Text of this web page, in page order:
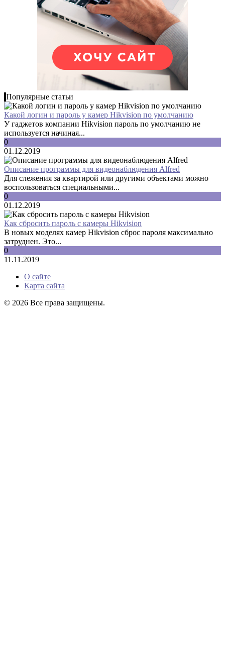
Популярные статьи
Какой логин и пароль у камер Hikvision по умолчанию
У гаджетов компании Hikvision пароль по умолчанию не
используется начиная...
0
01.12.2019
Описание программы для видеонаблюдения Alfred
Для слежения за квартирой или другими объектами можно
воспользоваться специальными...
0
01.12.2019
Как сбросить пароль с камеры Hikvision
В новых моделях камер Hikvision сброс пароля максимально
затруднен. Это...
0
11.11.2019
О сайте
Карта сайта
© 2026 Все права защищены.